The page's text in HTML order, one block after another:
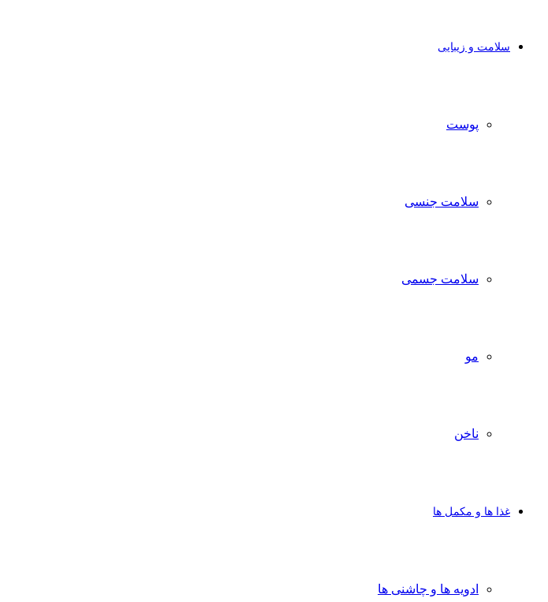
سلامت و زیبایی
پوست
سلامت جنسی
سلامت جسمی
مو
ناخن
غذا ها و مکمل ها
ادویه ها و چاشنی ها